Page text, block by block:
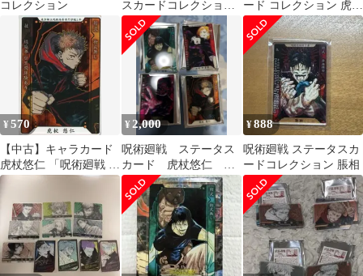
コレクション
スカードコレクション
伏黒甚爾
ード コレクション 虎杖
悠仁 五条悟
¥570
【中古】キャラカード
虎杖悠仁 「呪術廻戦 ス
テータスカードコレク
¥ 2,000
呪術廻戦 ステータス
カード 虎杖悠仁 両
面宿儺 釘崎野薔薇
伏黒甚爾
¥888
呪術廻戦 ステータスカ
ードコレクション 脹相